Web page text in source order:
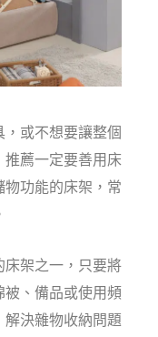
或不想要讓整個
推薦一定要善用床
功能的床架，常
床架之一，只要將
被、備品或使用頻
決雜物收納問題